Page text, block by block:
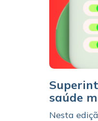
saúde
Nesta